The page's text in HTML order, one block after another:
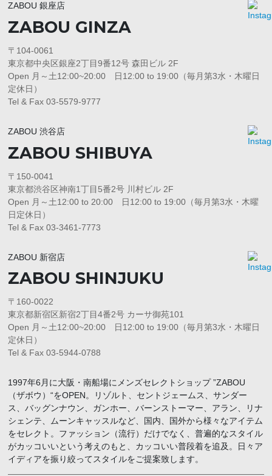
ZABOU 銀座店
ZABOU GINZA
〒104-0061
東京都中央区銀座2丁目9番12号 森田ビル 2F
Open 月～土12:00~20:00 日12:00 to 19:00（毎月第3水・木曜日
定休日）
Tel & Fax 03-5579-9777
ZABOU 渋谷店
ZABOU SHIBUYA
〒150-0041
東京都渋谷区神南1丁目5番2号 川村ビル 2F
Open 月～土12:00 to 20:00 日12:00 to 19:00（毎月第3水・木曜
日定休日）
Tel & Fax 03-3461-7773
ZABOU 新宿店
ZABOU SHINJUKU
〒160-0022
東京都新宿区新宿2丁目4番2号 カーサ御苑101
Open 月～土12:00~20:00 日12:00 to 19:00（毎月第3水・木曜日
定休日）
Tel & Fax 03-5944-0788
1997年6月に大阪・南船場にメンズセレクトショップ ”ZABOU
（ザボウ）“をOPEN。リゾルト、セントジェームス、サンダー
ス、バッグンナウン、ガンホー、バーンストーマー、アラン、リナ
シェンテ、ムーンキャッスルなど、国内、国外から様々なアイテム
をセレクト。ファッション（流行）だけでなく、普遍的なスタイル
がカッコいいという考えのもと、カッコいい普段着を追及。日々ア
イディアを振り絞ってスタイルをご提案致します。